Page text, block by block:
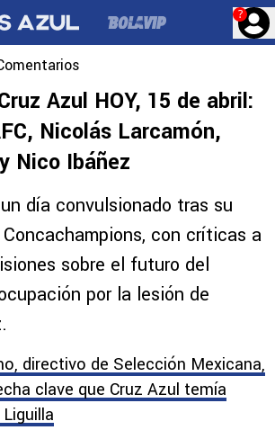
?
Azul HOY, 15 de abril:
Nicolás Larcamón,
Nico Ibáñez
día convulsionado tras su
con críticas a
sobre el futuro del
por la lesión de
directivo de Selección Mexicana,
clave que Cruz Azul temía